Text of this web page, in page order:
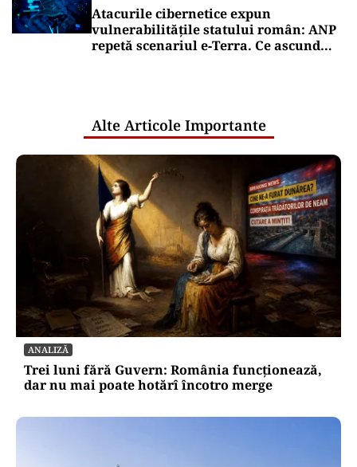
Atacurile cibernetice expun
vulnerabilitățile statului român: ANP
repetă scenariul e‑Terra. Ce ascund
Alte Articole Importante
ANALIZĂ
Trei luni fără Guvern: România funcționează,
dar nu mai poate hotărî încotro merge